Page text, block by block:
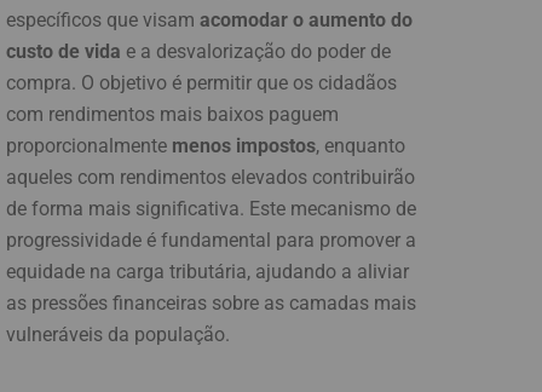
específicos que visam acomodar o aumento do
custo de vida e a desvalorização do poder de
compra. O objetivo é permitir que os cidadãos
com rendimentos mais baixos paguem
proporcionalmente menos impostos, enquanto
aqueles com rendimentos elevados contribuirão
de forma mais significativa. Este mecanismo de
progressividade é fundamental para promover a
equidade na carga tributária, ajudando a aliviar
as pressões financeiras sobre as camadas mais
vulneráveis da população.